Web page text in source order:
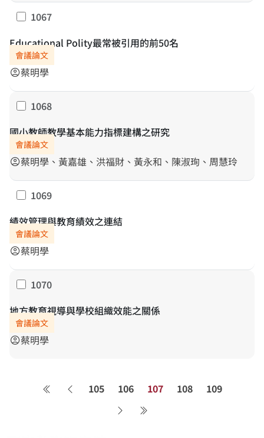
勾選1067
Educational Polity最常被引用的前50名
會議論文
account_circle蔡明學
勾選1068
國小教師教學基本能力指標建構之研究
會議論文
account_circle蔡明學、黃嘉雄、洪福財、黃永和、陳淑珣、周慧玲
勾選1069
績效管理與教育績效之連結
會議論文
account_circle蔡明學
勾選1070
地方教育視導與學校組織效能之關係
會議論文
account_circle蔡明學
第一頁上一頁105 106 107 108
109
下一頁最後一頁